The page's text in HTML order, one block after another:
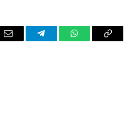
Email TelegramWhatsAppCopy